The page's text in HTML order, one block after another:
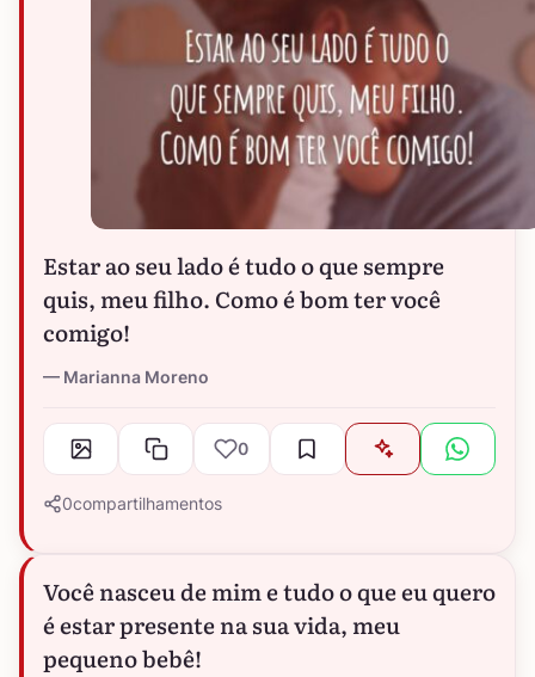
Estar ao seu lado é tudo o que sempre
quis, meu filho. Como é bom ter você
comigo!
Marianna Moreno
0
0compartilhamentos
Você nasceu de mim e tudo o que eu quero
é estar presente na sua vida, meu
pequeno bebê!